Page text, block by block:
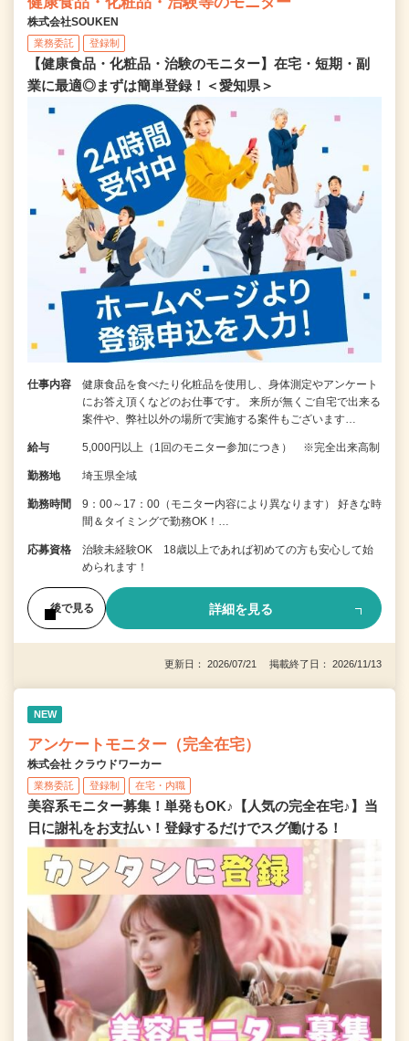
株式会社SOUKEN
業務委託 登録制
【健康食品・化粧品・治験のモニター】在宅・短期・副
業に最適◎まずは簡単登録！＜愛知県＞
仕事内容
健康食品を食べたり化粧品を使用し、身体測定やアンケート
にお答え頂くなどのお仕事です。 来所が無くご自宅で出来る
案件や、弊社以外の場所で実施する案件もございます…
給与 5,000円以上（1回のモニター参加につき） ※完全出来高制
勤務地 埼玉県全域
勤務時間
9：00～17：00（モニター内容により異なります） 好きな時
間＆タイミングで勤務OK！…
応募資格
治験未経験OK 18歳以上であれば初めての方も安心して始
められます！
後で見る 詳細を見る
更新日： 2026/07/21 掲載終了日： 2026/11/13
NEW
アンケートモニター（完全在宅）
株式会社 クラウドワーカー
業務委託 登録制 在宅・内職
美容系モニター募集！単発もOK♪【人気の完全在宅♪】当
日に謝礼をお支払い！登録するだけでスグ働ける！